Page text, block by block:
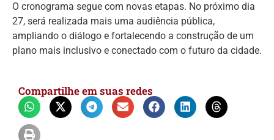
O cronograma segue com novas etapas. No próximo dia
27, será realizada mais uma audiência pública,
ampliando o diálogo e fortalecendo a construção de um
plano mais inclusivo e conectado com o futuro da cidade.
Compartilhe em suas redes